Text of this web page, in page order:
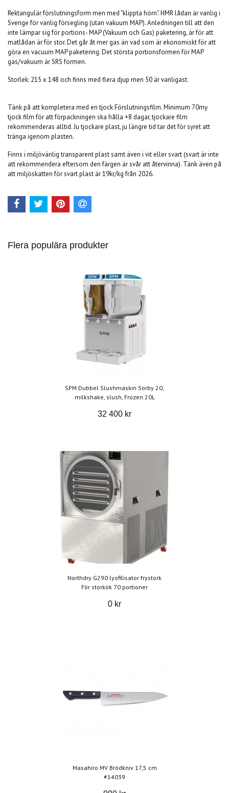
Rektangulär förslutningsform men med "klippta hörn". HMR lådan är vanlig i
Sverige för vanlig försegling (utan vakuum MAP). Anledningen till att den
inte lämpar sig för portions- MAP (Vakuum och Gas) paketering, är för att
matlådan är för stor. Det går åt mer gas än vad som är ekonomiskt för att
göra en vacuum MAP paketering. Det största portionsformen för MAP
gas/vakuum är SRS formen.
Storlek: 215 x 148 och finns med flera djup men 50 är vanligast.
Tänk på att kompletera med en tjock Förslutningsfilm. Minimum 70my
tjock film för att förpackningen ska hålla +8 dagar, tjockare film
rekommenderas alltid. Ju tjockare plast, ju längre tid tar det för syret att
tränga igenom plasten.
Finns i miljövänlig transparent plast samt även i vit eller svart (svart är inte
att rekommendera eftersom den färgen är svår att återvinna). Tänk även på
att miljöskatten för svart plast är 19kr/kg från 2026.
Flera populära produkter
SPM Dubbel Slushmaskin Sorby 20,
milkshake, slush, Frozen 20L
32 400 kr
Northdry G290 lyofilisator frystork
För storkök 70 portioner
0 kr
Masahiro MV Brödkniv 17,5 cm
#14039